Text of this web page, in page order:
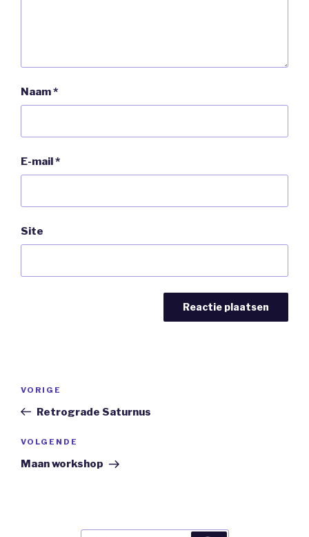
Naam*
E-mail*
Site
Vorig
bericht
VORIGE
Retrograde Saturnus
Volgend
Bericht
VOLGENDE
Maan workshop